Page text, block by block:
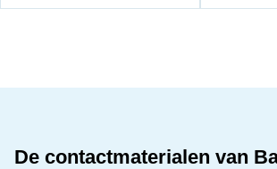
De contactmaterialen van